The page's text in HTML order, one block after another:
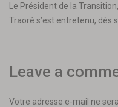
Le Président de la
Traoré s’est entretenu, dès
Leave a
Votre adresse e-mail ne